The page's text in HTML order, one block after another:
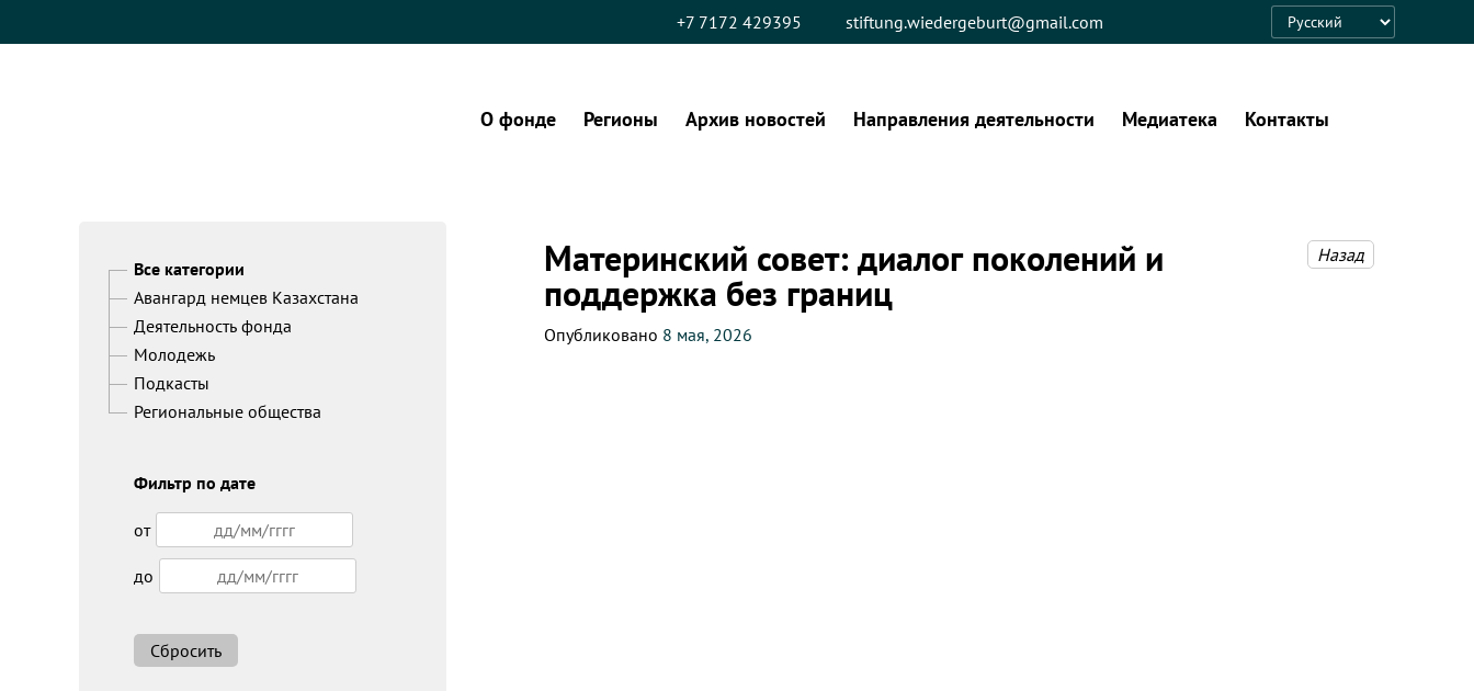
+7 7172 429395 stiftung.wiedergeburt@gmail.com
Language
О фонде Регионы Архив новостей Направления деятельности Медиатека Контакты
Материнский совет: диалог поколений и
поддержка без границ
Назад
Опубликовано 8 мая, 2026
Все категории
Авангард немцев Казахстана
Деятельность фонда
Молодежь
Подкасты
Региональные общества
Фильтр по дате
от
до
Сбросить